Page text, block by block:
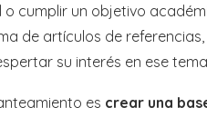
cumplir un objetivo
de artículos de
su interés en ese
es crear una